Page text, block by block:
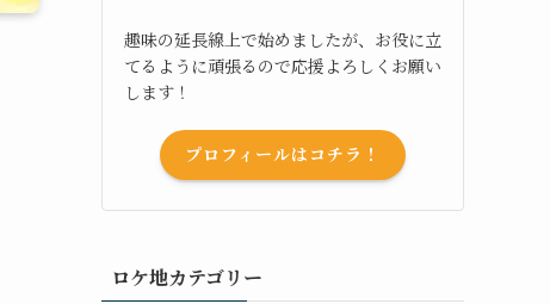
趣味の延長線上で始めましたが、お役に立
てるように頑張るので応援よろしくお願い
します！
プロフィールはコチラ！
ロケ地カテゴリー